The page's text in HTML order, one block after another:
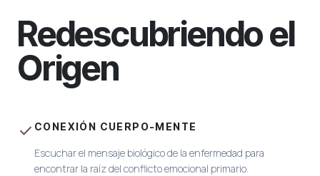
Redescubriendo el
Origen
check CONEXIÓN CUERPO-MENTE
Escuchar el mensaje biológico de la enfermedad para
encontrar la raíz del conflicto emocional primario.